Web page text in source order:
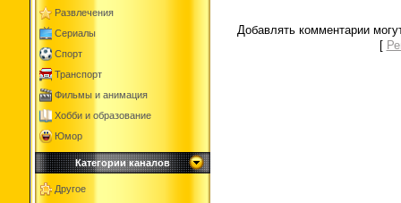
Развлечения
Сериалы
Спорт
Транспорт
Фильмы и анимация
Хобби и образование
Юмор
Категории каналов
Другое
Добавлять комментарии
[